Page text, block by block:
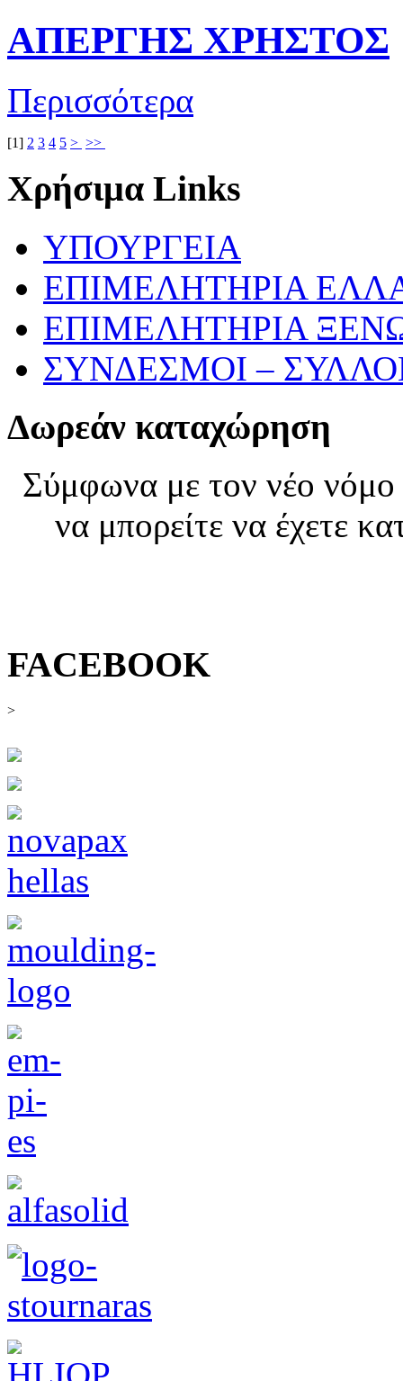
ΑΠΕΡΓΗΣ ΧΡΗΣΤΟΣ
Περισσότερα
[1] 2 3 4 5 > >>
Χρήσιμα Links
ΥΠΟΥΡΓΕΙΑ
ΕΠΙΜΕΛΗΤΗΡΙΑ
ΕΠΙΜΕΛΗΤΗΡΙΑ
ΣΥΝΔΕΣΜΟΙ –
Δωρεάν καταχώρηση
Σύμφωνα με τον νέο νόμο
να μπορείτε να έχετε
FACEBOOK
>